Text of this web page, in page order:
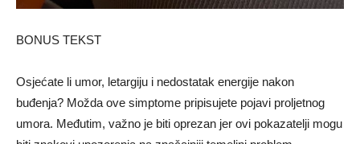
BONUS TEKST
Osjećate li umor, letargiju i nedostatak energije nakon
buđenja? Možda ove simptome pripisujete pojavi proljetnog
umora. Međutim, važno je biti oprezan jer ovi pokazatelji mogu